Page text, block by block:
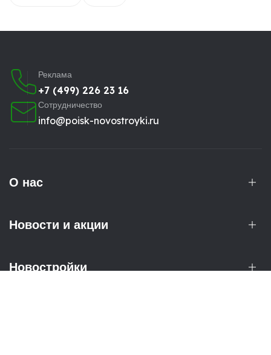
Реклама
+7 (499) 226 23 16
Сотрудничество
info@poisk-novostroyki.ru
О нас
Новости и акции
Новостройки